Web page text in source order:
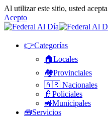
Al utilizar este sitio, usted
Acepto
👉Categorías
🏠Locales
🏘️Provinciales
🇦🇷 Nacionales
👮Policiales
🚜Municipales
🧰Servicios